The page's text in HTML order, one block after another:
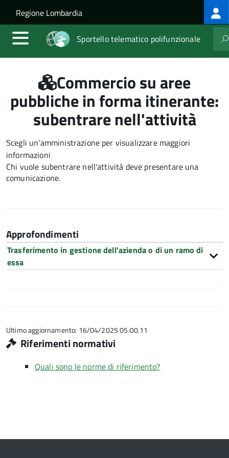
Salta al contenuto principale
Skip to site navigation
Regione Lombardia
Sportello telematico polifunzionale
Commercio su aree
pubbliche in forma itinerante:
subentrare nell'attività
Scegli un'amministrazione per visualizzare maggiori
informazioni
Chi vuole subentrare nell'attività deve presentare una
comunicazione.
Approfondimenti
Trasferimento in gestione dell'azienda o di un ramo di
essa
Ultimo aggiornamento: 16/04/2025 05:00.11
Riferimenti normativi
Quali sono le norme di riferimento?